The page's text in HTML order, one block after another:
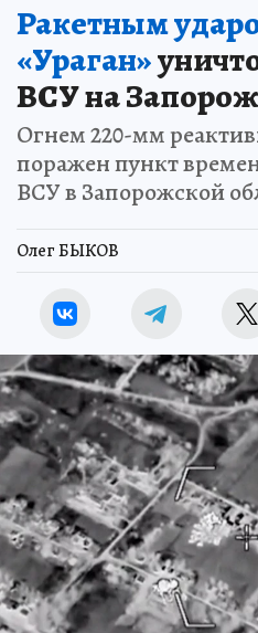
Ракетным
«Ураган»
ВСУ на
Огнем 220-мм
поражен пункт
ВСУ в Запорожской
Олег БЫКОВ